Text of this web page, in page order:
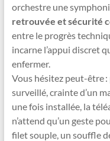
orchestre une
retrouvée et sécurité
entre le progrès
incarne l’appui discret
enfermer.
Vous hésitez peut-être :
surveillé, crainte d’un
une fois installée, la
n’attend qu’un geste
filet souple, un souffle